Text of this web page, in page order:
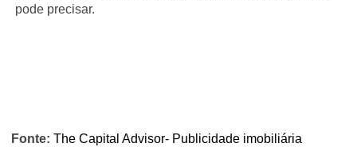
pode precisar.
Fonte: The Capital Advisor- Publicidade imobiliária